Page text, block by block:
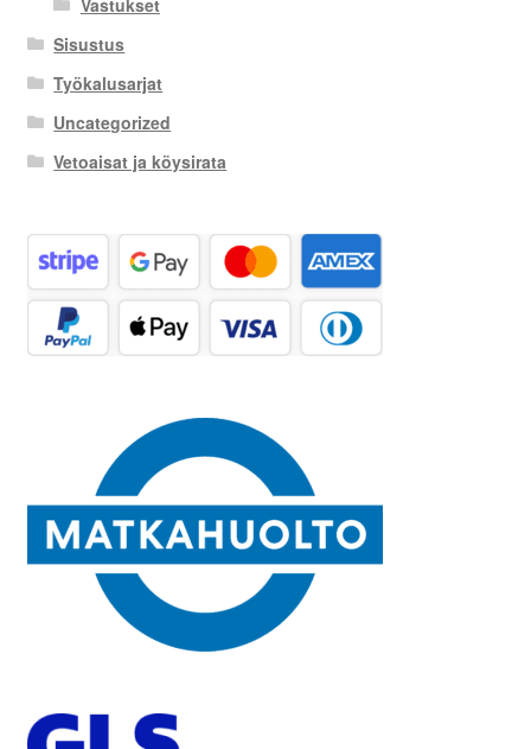
Sisustus
Työkalusarjat
Uncategorized
Vetoaisat ja köysirata